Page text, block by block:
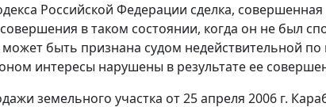
Российской Федерации сделка,
в таком состоянии, когда он не был
быть признана судом недействительной по
интересы нарушены в результате ее
земельного участка от 25 апреля 2006 г.